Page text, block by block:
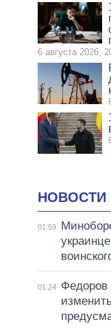
6 августа 2026,
НОВОСТИ
01:59
01:24
Федоров